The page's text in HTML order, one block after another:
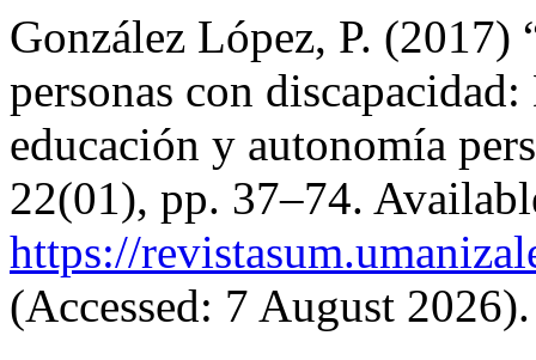
González López, P. (2017)
personas con
educación y autonomía
22(01), pp. 37–74.
https://
(Accessed: 7 August 2026).